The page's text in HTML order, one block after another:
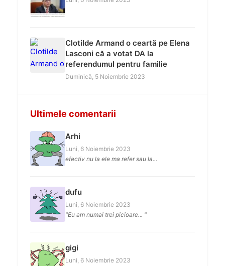
Clotilde Armand o ceartă pe Elena
Lasconi că a votat DA la
referendumul pentru familie
Duminică, 5 Noiembrie 2023
Ultimele comentarii
Arhi
Luni, 6 Noiembrie 2023
efectiv nu la ele ma refer sau la...
dufu
Luni, 6 Noiembrie 2023
"Eu am numai trei picioare... "
gigi
Luni, 6 Noiembrie 2023